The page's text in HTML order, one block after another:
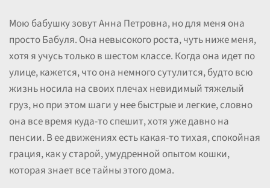
Мою бабушку зовут Анна Петровна, но для меня она
просто Бабуля. Она невысокого роста, чуть ниже меня,
хотя я учусь только в шестом классе. Когда она идет по
улице, кажется, что она немного сутулится, будто всю
жизнь носила на своих плечах невидимый тяжелый
груз, но при этом шаги у нее быстрые и легкие, словно
она все время куда-то спешит, хотя уже давно на
пенсии. В ее движениях есть какая-то тихая, спокойная
грация, как у старой, умудренной опытом кошки,
которая знает все тайны этого дома.